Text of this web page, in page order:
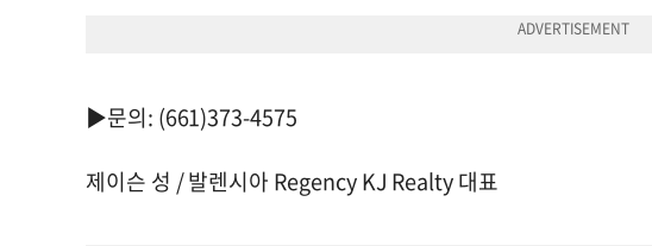
▶문의: (661)373-4575
제이슨 성 / 발렌시아 Regency KJ Realty 대표